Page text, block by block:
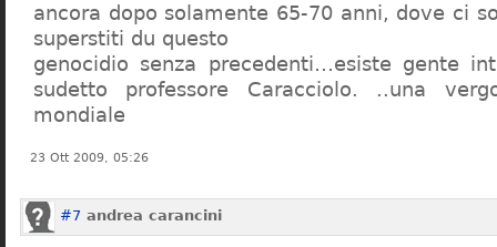
ancora dopo solamente 65-70 anni, dove ci
superstiti du questo
genocidio senza precedenti…esiste gente
sudetto professore Caracciolo. ..una
mondiale
23 Ott 2009, 05:26
#7 andrea carancini